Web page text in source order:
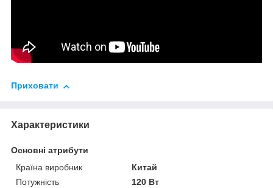
Приховати
Характеристики
Основні атрибути
Країна виробник
Китай
Потужність
120 Вт